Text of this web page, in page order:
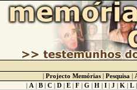
| Projecto Memórias | Pesquisa |
| A | B | C | D | E | F | G | H | I | J | K | L